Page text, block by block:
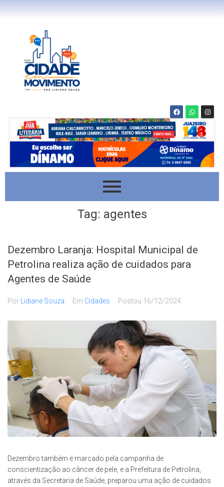
Tag: agentes
Dezembro Laranja: Hospital Municipal de
Petrolina realiza ação de cuidados para
Agentes de Saúde
Por Lidiane Souza Em Cidades Postou 16/12/2024
Dezembro também é marcado pela campanha de
conscientização ao câncer de pele, e a Prefeitura de Petrolina,
através da Secretaria de Saúde, preparou uma ação de cuidados